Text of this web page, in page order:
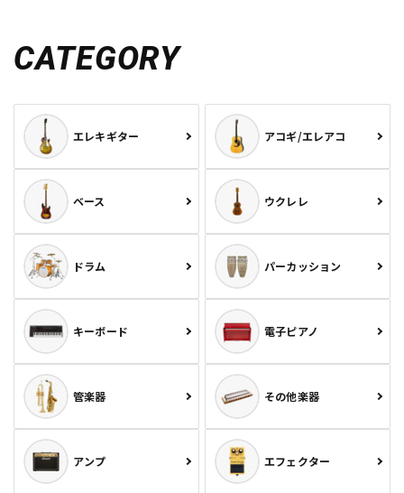
CATEGORY
エレキギター アコギ/エレアコ
ベース ウクレレ
ドラム パーカッション
キーボード 電子ピアノ
管楽器 その他楽器
アンプ エフェクター